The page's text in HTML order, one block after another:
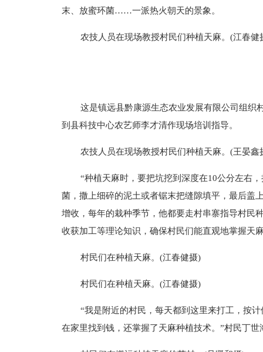
末、放蜜环菌……一派热火朝天的景象。
农技人员在现场教授村民们种植天麻。(江春健
这是镇远县黔康源生态农业发展有限公司组织
到县科技中心农艺师李才清作现场培训指导。
农技人员在现场教授村民们种植天麻。(王晏鑫
“种植天麻时，要把坑挖到深度在10公分左右
菌，撒上细碎的泥土或者锯末把缝隙填平，最后盖
增收，每年的栽种季节，他都要走村串寨指导村民
收获加工等理论知识，确保村民们能直观地掌握天
村民们在种植天麻。(江春健摄)
村民们在种植天麻。(江春健摄)
“我是附近的村民，每天都到这里来打工，按
在家里找到钱，还掌握了天麻种植技术。”村民丁世